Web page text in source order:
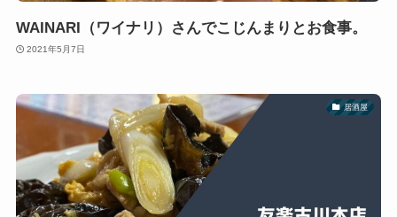
WAINARI（ワイナリ）さんでこじんまりとお食事。
2021年5月7日
居酒屋